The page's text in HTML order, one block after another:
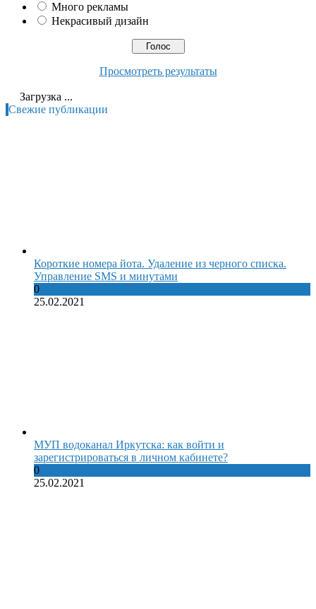
Много рекламы
Некрасивый дизайн
Просмотреть результаты
Загрузка ...
Свежие публикации
Короткие номера йота. Удаление из черного списка.
Управление SMS и минутами
0
25.02.2021
МУП водоканал Иркутска: как войти и
зарегистрироваться в личном кабинете?
0
25.02.2021